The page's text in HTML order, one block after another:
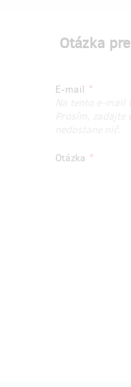
Otázka
E-mail
Otázka